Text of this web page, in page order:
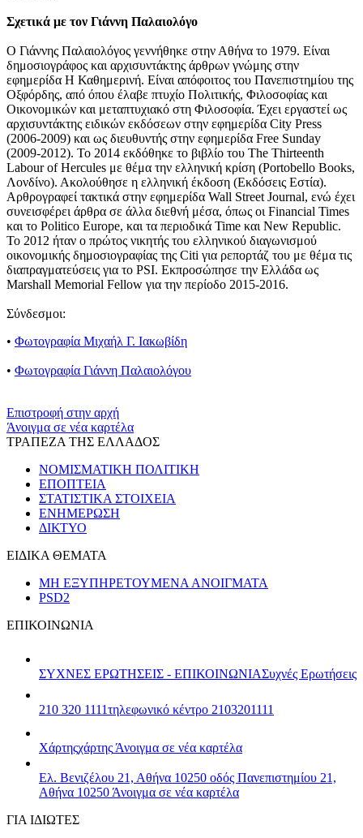
Σχετικά με τον Γιάννη Παλαιολόγο
Ο Γιάννης Παλαιολόγος γεννήθηκε στην Αθήνα το 1979. Είναι
δημοσιογράφος και αρχισυντάκτης άρθρων γνώμης στην
εφημερίδα Η Καθημερινή. Είναι απόφοιτος του Πανεπιστημίου της
Οξφόρδης, από όπου έλαβε πτυχίο Πολιτικής, Φιλοσοφίας και
Οικονομικών και μεταπτυχιακό στη Φιλοσοφία. Έχει εργαστεί ως
αρχισυντάκτης ειδικών εκδόσεων στην εφημερίδα City Press
(2006-2009) και ως διευθυντής στην εφημερίδα Free Sunday
(2009-2012). To 2014 εκδόθηκε το βιβλίο του The Thirteenth
Labour of Hercules με θέμα την ελληνική κρίση (Portobello Books,
Λονδίνο). Ακολούθησε η ελληνική έκδοση (Εκδόσεις Εστία).
Αρθρογραφεί τακτικά στην εφημερίδα Wall Street Journal, ενώ έχει
συνεισφέρει άρθρα σε άλλα διεθνή μέσα, όπως οι Financial Times
και το Politico Europe, και τα περιοδικά Time και New Republic.
Το 2012 ήταν ο πρώτος νικητής του ελληνικού διαγωνισμού
οικονομικής δημοσιογραφίας της Citi για ρεπορτάζ του με θέμα τις
διαπραγματεύσεις για το PSI. Εκπροσώπησε την Ελλάδα ως
Marshall Memorial Fellow για την περίοδο 2015-2016.
Σύνδεσμοι:
• Φωτογραφία Μιχαήλ Γ. Ιακωβίδη
• Φωτογραφία Γιάννη Παλαιολόγου
Επιστροφή στην αρχή
Άνοιγμα σε νέα καρτέλα
ΤΡΑΠΕΖΑ ΤΗΣ ΕΛΛΑΔΟΣ
ΝΟΜΙΣΜΑΤΙΚΗ ΠΟΛΙΤΙΚΗ
ΕΠΟΠΤΕΙΑ
ΣΤΑΤΙΣΤΙΚΑ ΣΤΟΙΧΕΙΑ
ΕΝΗΜΕΡΩΣΗ
ΔΙΚΤΥΟ
ΕΙΔΙΚΑ ΘΕΜΑΤΑ
ΜΗ ΕΞΥΠΗΡΕΤΟΥΜΕΝΑ ΑΝΟΙΓΜΑΤΑ
PSD2
ΕΠΙΚΟΙΝΩΝΙΑ
ΣΥΧΝΕΣ ΕΡΩΤΗΣΕΙΣ - ΕΠΙΚΟΙΝΩΝΙΑΣυχνές Ερωτήσεις
210 320 1111τηλεφωνικό κέντρο 2103201111
Χάρτηςχάρτης Άνοιγμα σε νέα καρτέλα
Ελ. Βενιζέλου 21, Αθήνα 10250 οδός Πανεπιστημίου 21,
Αθήνα 10250 Άνοιγμα σε νέα καρτέλα
ΓΙΑ ΙΔΙΩΤΕΣ